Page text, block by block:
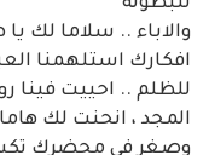
والاباء .. سلاما لك
افكارك استلهمنا
للظلم .. احييت فينا
المجد ، انحنت لك
وصغر في محضرك تكبر